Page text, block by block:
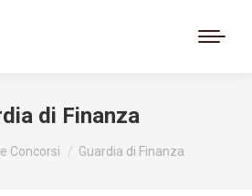
di Finanza
Concorsi Guardia di Finanza